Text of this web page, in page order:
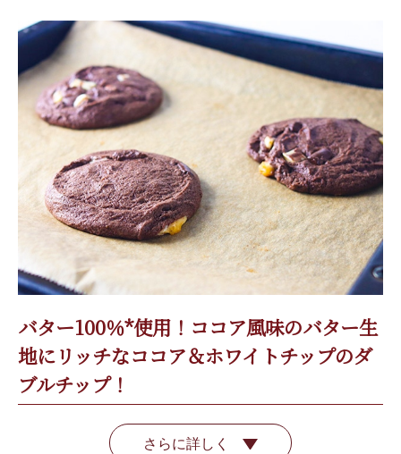
バター100％*使用！ココア風味のバター生
地にリッチなココア＆ホワイトチップのダ
ブルチップ！
さらに詳しく